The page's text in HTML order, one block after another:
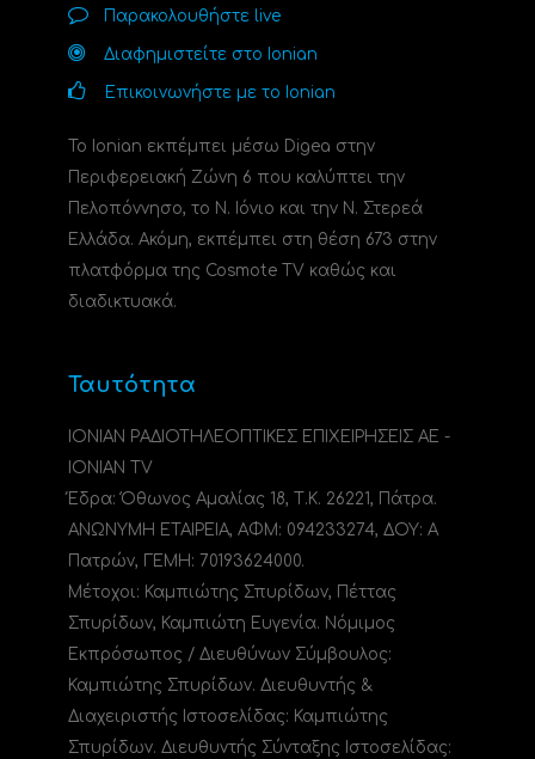
Παρακολουθήστε live
Διαφημιστείτε στο Ionian
Επικοινωνήστε με το Ionian
Το Ionian εκπέμπει μέσω Digea στην
Περιφερειακή Ζώνη 6 που καλύπτει την
Πελοπόννησο, το N. Ιόνιο και την Ν. Στερεά
Ελλάδα. Ακόμη, εκπέμπει στη θέση 673 στην
πλατφόρμα της Cosmote TV καθώς και
διαδικτυακά.
Ταυτότητα
ΙΟΝΙΑΝ ΡΑΔΙΟΤΗΛΕΟΠΤΙΚΕΣ ΕΠΙΧΕΙΡΗΣΕΙΣ ΑΕ -
IONIAN TV
Έδρα: Όθωνος Αμαλίας 18, Τ.Κ. 26221, Πάτρα.
ΑΝΩΝΥΜΗ ΕΤΑΙΡΕΙΑ, ΑΦΜ: 094233274, ΔΟΥ: A
Πατρών, ΓΕΜΗ: 70193624000.
Μέτοχοι: Καμπιώτης Σπυρίδων, Πέττας
Σπυρίδων, Καμπιώτη Ευγενία. Νόμιμος
Εκπρόσωπος / Διευθύνων Σύμβουλος:
Καμπιώτης Σπυρίδων. Διευθυντής &
Διαχειριστής Ιστοσελίδας: Καμπιώτης
Σπυρίδων. Διευθυντής Σύνταξης Ιστοσελίδας: